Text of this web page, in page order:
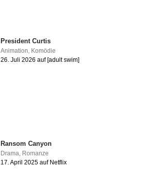
President Curtis
Animation, Komödie
26. Juli 2026 auf [adult swim]
Ransom Canyon
Drama Romanze
17. April 2025 auf Netflix